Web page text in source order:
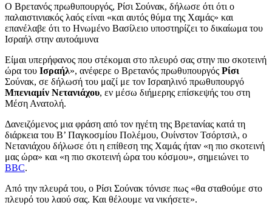
Ο Βρετανός πρωθυπουργός, Ρίσι Σούνακ, δήλωσε ότι ότι ο
παλαιστινιακός λαός είναι «και αυτός θύμα της Χαμάς» και
επανέλαβε ότι το Ηνωμένο Βασίλειο υποστηρίζει το δικαίωμα του
Ισραήλ στην αυτοάμυνα
Είμαι υπερήφανος που στέκομαι στο πλευρό σας στην πιο σκοτεινή
ώρα του Ισραήλ», ανέφερε ο Βρετανός πρωθυπουργός Ρίσι
Σούνακ, σε δήλωσή του μαζί με τον Ισραηλινό πρωθυπουργό
Μπενιαμίν Νετανιάχου, εν μέσω διήμερης επίσκεψής του στη
Μέση Ανατολή.
Δανειζόμενος μια φράση από τον ηγέτη της Βρετανίας κατά τη
διάρκεια του Β’ Παγκοσμίου Πολέμου, Ουίνστον Τσόρτσιλ, ο
Νετανιάχου δήλωσε ότι η επίθεση της Χαμάς ήταν «η πιο σκοτεινή
μας ώρα» και «η πιο σκοτεινή ώρα του κόσμου», σημειώνει το
BBC.
Από την πλευρά του, ο Ρίσι Σούνακ τόνισε πως «θα σταθούμε στο
πλευρό του λαού σας. Και θέλουμε να νικήσετε».